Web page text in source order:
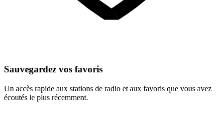
Sauvegardez vos favoris
Un accès rapide aux stations de radio et aux favoris que vous avez
écoutés le plus récemment.